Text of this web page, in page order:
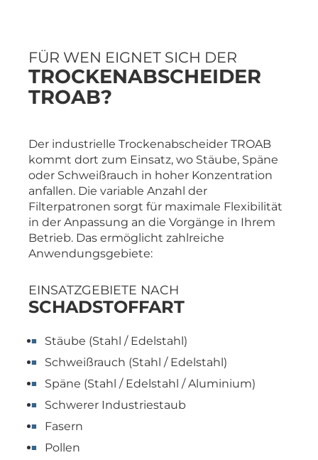
FÜR WEN EIGNET SICH DER
TROCKENABSCHEIDER
TROAB?
Der industrielle Trockenabscheider TROAB
kommt dort zum Einsatz, wo Stäube, Späne
oder Schweißrauch in hoher Konzentration
anfallen. Die variable Anzahl der
Filterpatronen sorgt für maximale Flexibilität
in der Anpassung an die Vorgänge in Ihrem
Betrieb. Das ermöglicht zahlreiche
Anwendungsgebiete:
EINSATZGEBIETE NACH
SCHADSTOFFART
Stäube (Stahl / Edelstahl)
Schweißrauch (Stahl / Edelstahl)
Späne (Stahl / Edelstahl / Aluminium)
Schwerer Industriestaub
Fasern
Pollen